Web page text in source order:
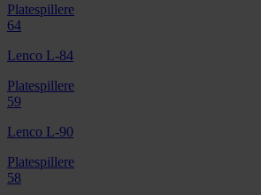
Platespillere
64
Lenco L-84
Platespillere
59
Lenco L-90
Platespillere
58